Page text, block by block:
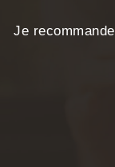
Je